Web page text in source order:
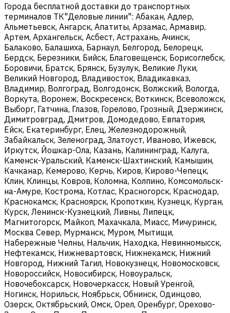
Города бесплатной доставки до транспортных
терминалов ТК"Деловые линии": Абакан, Адлер,
Альметьевск, Ангарск, Апатиты, Арзамас, Армавир,
Артем, Архангельск, Асбест, Астрахань, Ачинск,
Балаково, Балашиха, Барнаул, Белгород, Белорецк,
Бердск, Березники, Бийск, Благовещенск, Борисоглебск,
Боровичи, Братск, Брянск, Бузулук, Великие Луки,
Великий Новгород, Владивосток, Владикавказ,
Владимир, Волгоград, Волгодонск, Волжский, Вологда,
Воркута, Воронеж, Воскресенск, Воткинск, Всеволожск,
Выборг, Гатчина, Глазов, Горелово, Грозный, Дзержинск,
Димитровград, Дмитров, Домодедово, Евпатория,
Ейск, Екатеринбург, Елец, Железнодорожный,
Забайкальск, Зеленоград, Златоуст, Иваново, Ижевск,
Иркутск, Йошкар-Ола, Казань, Калининград, Калуга,
Каменск-Уральский, Каменск-Шахтинский, Камышин,
Качканар, Кемерово, Керчь, Киров, Кирово-Чепецк,
Клин, Клинцы, Ковров, Коломна, Колпино, Комсомольск-
на-Амуре, Кострома, Котлас, Красногорск, Краснодар,
Краснокамск, Красноярск, Кропоткин, Кузнецк, Курган,
Курск, Ленинск-Кузнецкий, Ливны, Липецк,
Магнитогорск, Майкоп, Махачкала, Миасс, Мичуринск,
Москва Север, Мурманск, Муром, Мытищи,
Набережные Челны, Нальчик, Находка, Невинномысск,
Нефтекамск, Нижневартовск, Нижнекамск, Нижний
Новгород, Нижний Тагил, Новокузнецк, Новомосковск,
Новороссийск, Новосибирск, Новоуральск,
Новочебоксарск, Новочеркасск, Новый Уренгой,
Ногинск, Норильск, Ноябрьск, Обнинск, Одинцово,
Озерск, Октябрьский, Омск, Орел, Оренбург, Орехово-